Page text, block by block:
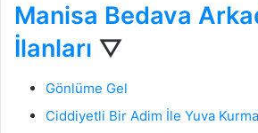
Manisa Bedava
İlanları ▽
Gönlüme Gel
Ciddiyetli Bir Adim İle Yuva